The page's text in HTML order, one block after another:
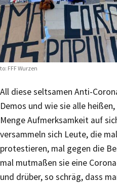
FFF Wurzen
All diese seltsamen Anti-
Demos und wie sie alle
Menge Aufmerksamkeit auf
versammeln sich Leute, die
protestieren, mal gegen die
mal mutmaßen sie eine
und drüber, so schräg, dass